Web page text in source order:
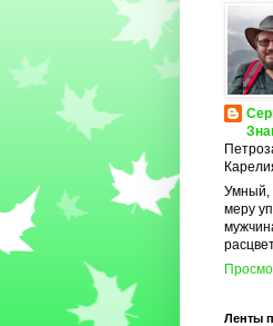
Умный,
меру
Ленты